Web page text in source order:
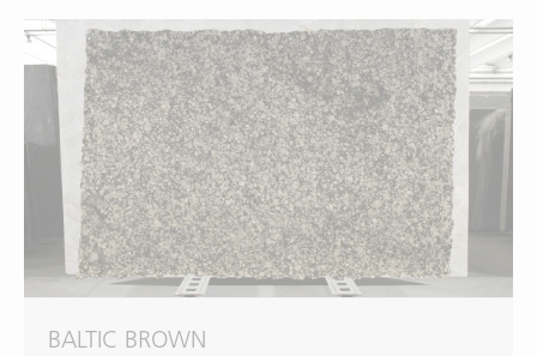
BALTIC BROWN